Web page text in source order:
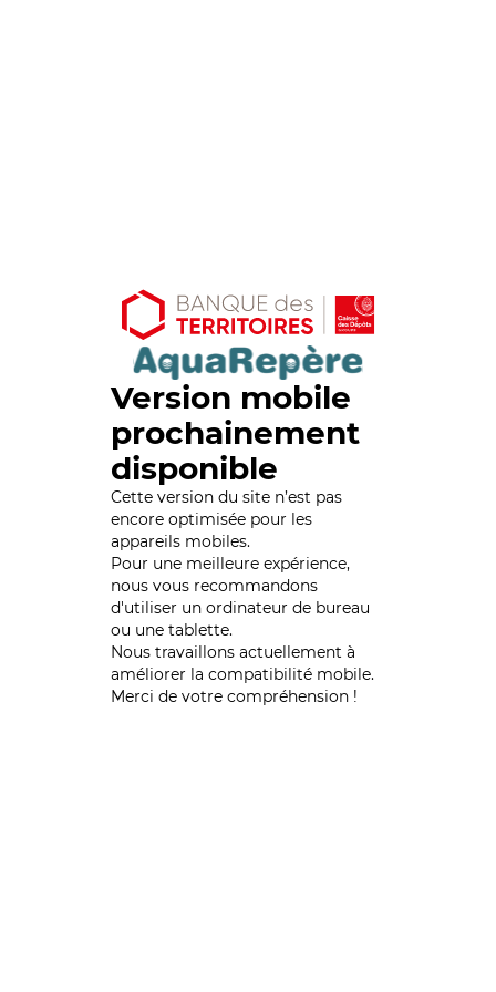
Version mobile
prochainement
disponible
Cette version du site n’est pas
encore optimisée pour les
appareils mobiles.
Pour une meilleure expérience,
nous vous recommandons
d'utiliser un ordinateur de bureau
ou une tablette.
Nous travaillons actuellement à
améliorer la compatibilité mobile.
Merci de votre compréhension !